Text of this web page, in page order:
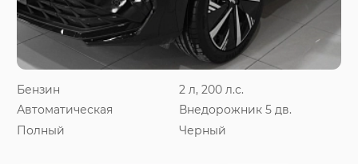
Бензин
2 л, 200 л.с.
Автоматическая
Внедорожник 5 дв.
Полный
Черный